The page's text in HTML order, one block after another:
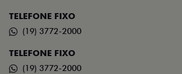
TELEFONE FIXO
(19) 3772-2000
TELEFONE FIXO
(19) 3772-2000